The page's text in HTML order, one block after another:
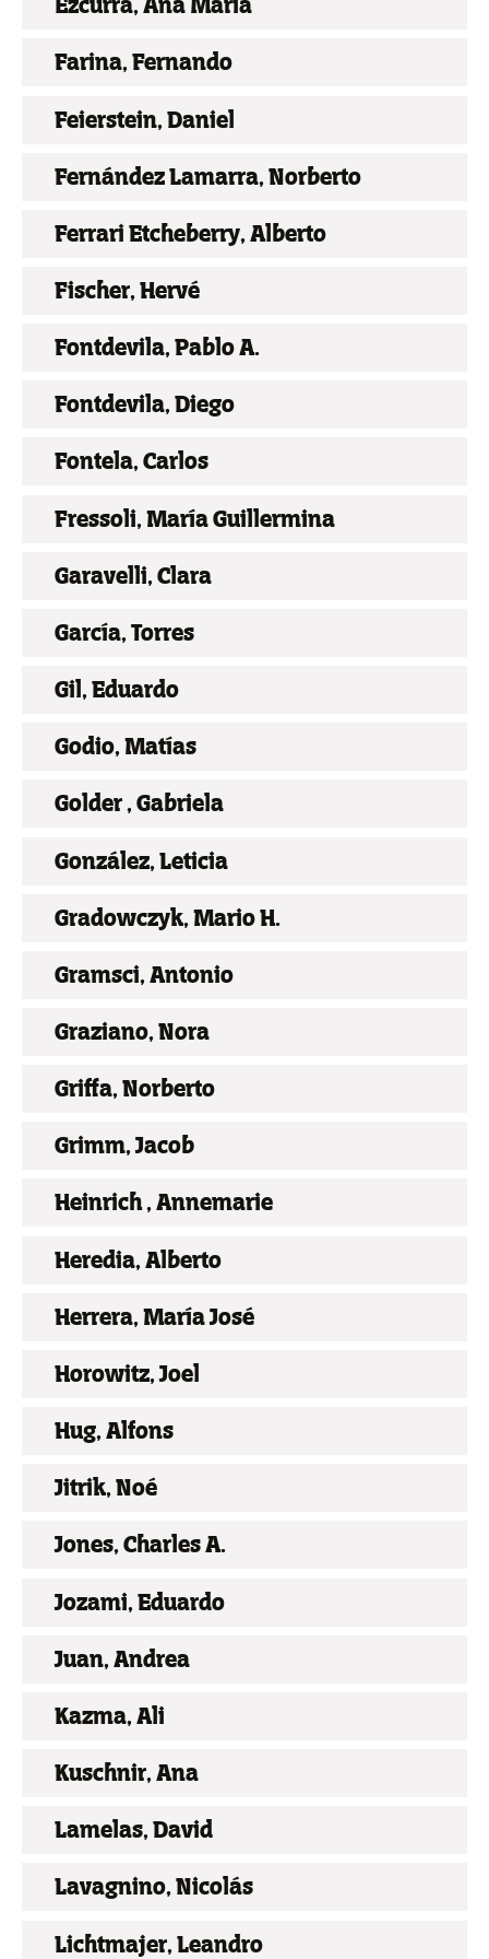
Farina, Fernando
Feierstein, Daniel
Fernández Lamarra, Norberto
Ferrari Etcheberry, Alberto
Fischer, Hervé
Fontdevila, Pablo A.
Fontdevila, Diego
Fontela, Carlos
Fressoli, María Guillermina
Garavelli, Clara
García, Torres
Gil, Eduardo
Godio, Matías
Golder , Gabriela
González, Leticia
Gradowczyk, Mario H.
Gramsci, Antonio
Graziano, Nora
Griffa, Norberto
Grimm, Jacob
Heinrich , Annemarie
Heredia, Alberto
Herrera, María José
Horowitz, Joel
Hug, Alfons
Jitrik, Noé
Jones, Charles A.
Jozami, Eduardo
Juan, Andrea
Kazma, Ali
Kuschnir, Ana
Lamelas, David
Lavagnino, Nicolás
Lichtmajer, Leandro